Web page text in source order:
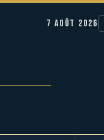
7 AOÛT 2026